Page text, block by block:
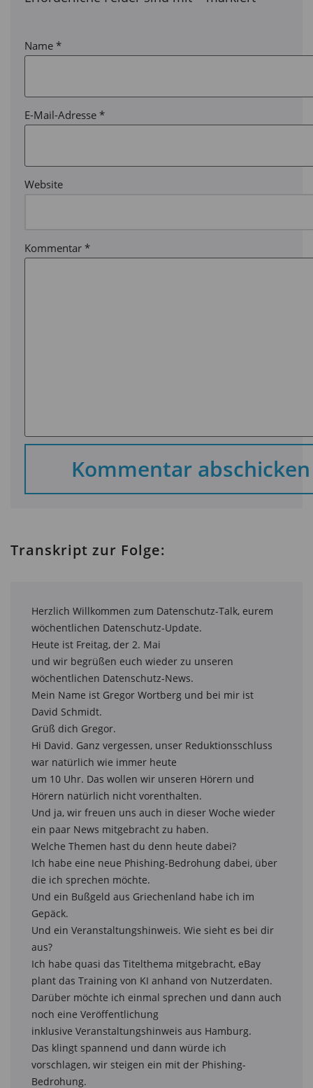
Name *
E-Mail-Adresse *
Website
Kommentar *
Transkript zur Folge:
Herzlich Willkommen zum Datenschutz-Talk, eurem
wöchentlichen Datenschutz-Update.
Heute ist Freitag, der 2. Mai
und wir begrüßen euch wieder zu unseren
wöchentlichen Datenschutz-News.
Mein Name ist Gregor Wortberg und bei mir ist
David Schmidt.
Grüß dich Gregor.
Hi David. Ganz vergessen, unser Reduktionsschluss
war natürlich wie immer heute
um 10 Uhr. Das wollen wir unseren Hörern und
Hörern natürlich nicht vorenthalten.
Und ja, wir freuen uns auch in dieser Woche wieder
ein paar News mitgebracht zu haben.
Welche Themen hast du denn heute dabei?
Ich habe eine neue Phishing-Bedrohung dabei, über
die ich sprechen möchte.
Und ein Bußgeld aus Griechenland habe ich im
Gepäck.
Und ein Veranstaltungshinweis. Wie sieht es bei dir
aus?
Ich habe quasi das Titelthema mitgebracht, eBay
plant das Training von KI anhand von Nutzerdaten.
Darüber möchte ich einmal sprechen und dann auch
noch eine Veröffentlichung
inklusive Veranstaltungshinweis aus Hamburg.
Das klingt spannend und dann würde ich
vorschlagen, wir steigen ein mit der Phishing-
Bedrohung.